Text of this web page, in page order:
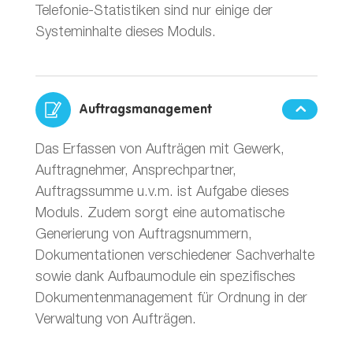
Telefonie-Statistiken sind nur einige der
Systeminhalte dieses Moduls.
Auftragsmanagement
Das Erfassen von Aufträgen mit Gewerk,
Auftragnehmer, Ansprechpartner,
Auftragssumme u.v.m. ist Aufgabe dieses
Moduls. Zudem sorgt eine automatische
Generierung von Auftragsnummern,
Dokumentationen verschiedener Sachverhalte
sowie dank Aufbaumodule ein spezifisches
Dokumentenmanagement für Ordnung in der
Verwaltung von Aufträgen.